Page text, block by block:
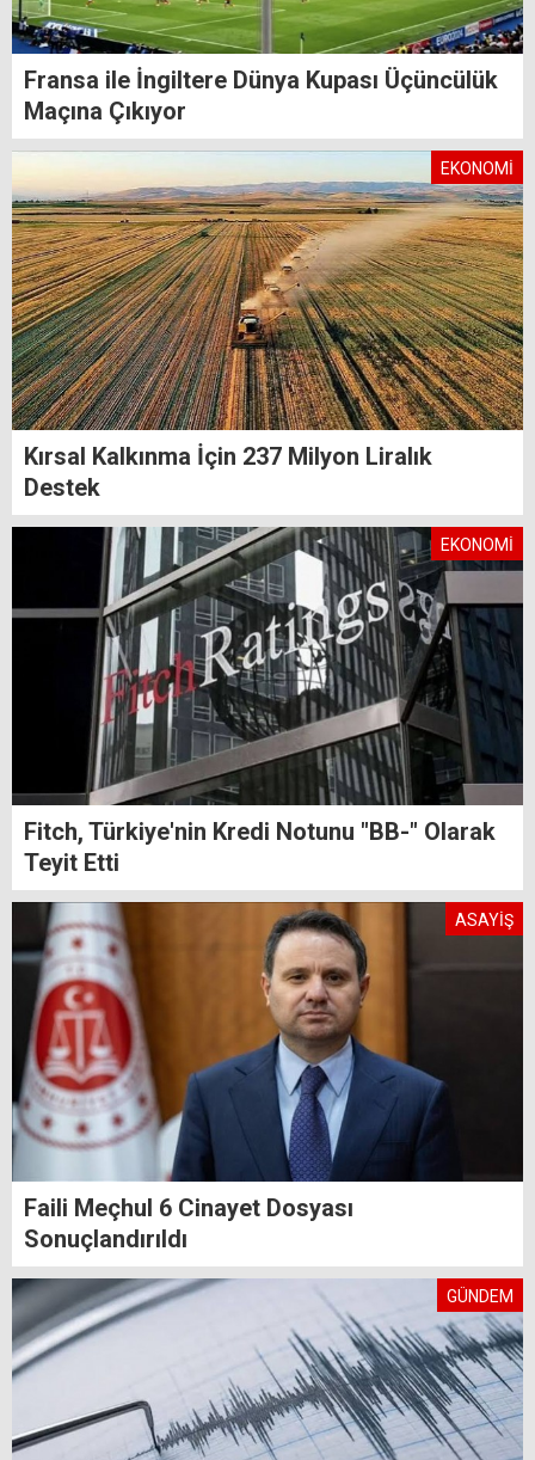
Fransa ile İngiltere Dünya Kupası Üçüncülük
Maçına Çıkıyor
EKONOMİ
Kırsal Kalkınma İçin 237 Milyon Liralık
Destek
EKONOMİ
Fitch, Türkiye'nin Kredi Notunu "BB-" Olarak
Teyit Etti
ASAYİŞ
Faili Meçhul 6 Cinayet Dosyası
Sonuçlandırıldı
GÜNDEM